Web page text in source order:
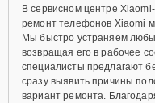
В сервисном центре
ремонт телефонов Xiaomi
Мы быстро устраняем
возвращая его в рабочее
специалисты предлагают
сразу выявить причины
вариант ремонта.